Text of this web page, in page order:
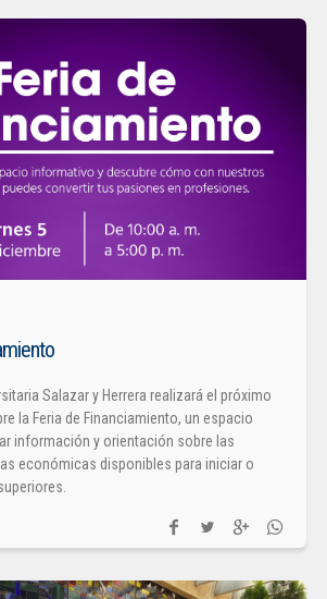
Salazar y Herrera realizará el próximo
la Feria de Financiamiento, un espacio
información y orientación sobre las
económicas disponibles para iniciar o